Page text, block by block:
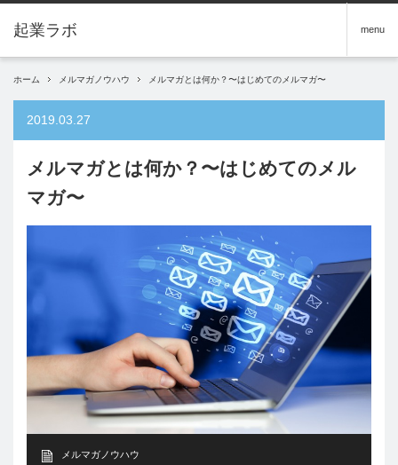
menu
ホーム メルマガノウハウ メルマガとは何か？〜はじめてのメルマガ〜
2019.03.27
メルマガとは何か？〜はじめてのメル
マガ〜
メルマガノウハウ